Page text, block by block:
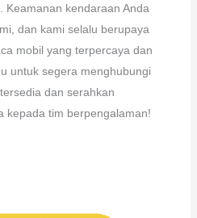
Keamanan kendaraan Anda
dan kami selalu berupaya
mobil yang terpercaya dan
untuk segera menghubungi
dan serahkan
kepada tim berpengalaman!